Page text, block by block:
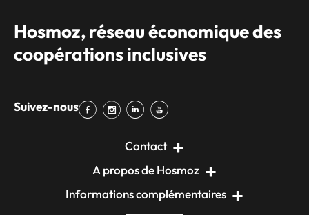
Hosmoz, réseau économique des
coopérations inclusives
Suivez-nous
Contact
A propos de Hosmoz
Informations complémentaires